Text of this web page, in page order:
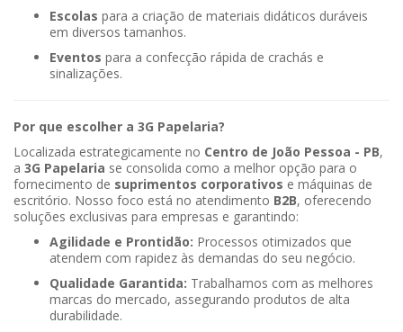
Escolas para a criação de materiais didáticos duráveis
em diversos tamanhos.
Eventos para a confecção rápida de crachás e
sinalizações.
Por que escolher a 3G Papelaria?
Localizada estrategicamente no Centro de João Pessoa - PB,
a 3G Papelaria se consolida como a melhor opção para o
fornecimento de suprimentos corporativos e máquinas de
escritório. Nosso foco está no atendimento B2B, oferecendo
soluções exclusivas para empresas e garantindo:
Agilidade e Prontidão: Processos otimizados que
atendem com rapidez às demandas do seu negócio.
Qualidade Garantida: Trabalhamos com as melhores
marcas do mercado, assegurando produtos de alta
durabilidade.